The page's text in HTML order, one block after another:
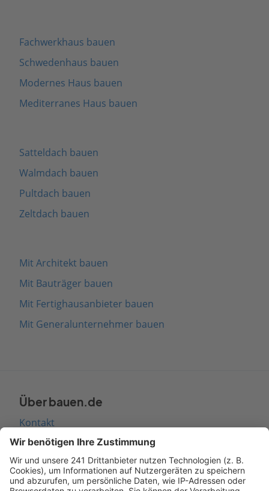
Fachwerkhaus bauen
Schwedenhaus bauen
Modernes Haus bauen
Mediterranes Haus bauen
Satteldach bauen
Walmdach bauen
Pultdach bauen
Zeltdach bauen
Mit Architekt bauen
Mit Bauträger bauen
Mit Fertighausanbieter bauen
Mit Generalunternehmer bauen
Über bauen.de
Kontakt
Seitenaufbau
Barrierefreiheit
Cookie Einstellungen